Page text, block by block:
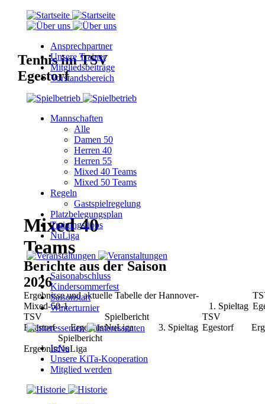
Tennis im TSV
Egestorf
Mixed 40
Teams
Berichte aus der Saison
2026
Ergebnisse und aktuelle Tabelle der Hannover-
Mixed-50-1
1. Spieltag
TSV
Egestorf
Ergebnis:
Spielbericht
NuLiga
3. Spieltag
TSV
Egestorf
Ergebnis:
Spielbericht
NuLiga
Ansprechpartner
Unsere Trainer
Mitgliedsbeiträge
Vorstandsbereich
Mannschaften
Alle
Damen 50
Herren 40
Herren 55
Mixed 40 Teams
Mixed 50 Teams
Regeln
Gastspielregelung
Platzbelegungsplan
Trainingstipps
NuLiga
Saisonabschluss
Kindersommerfest
Saisonstart
Winterturnier
Infos
Unsere KiTa-Kooperation
Mitglied werden